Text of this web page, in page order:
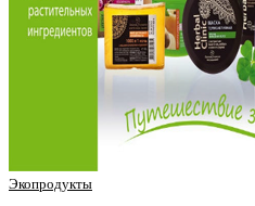
Экопродукты